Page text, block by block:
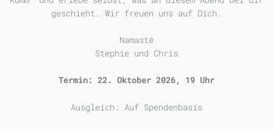
geschieht. Wir freuen uns auf Dich.
Namasté
Stephie und Chris
Termin: 22. Oktober 2026, 19 Uhr
Ausgleich: Auf Spendenbasis